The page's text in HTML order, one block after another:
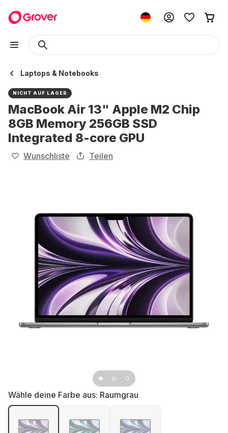
Laptops & Notebooks
NICHT AUF LAGER
MacBook Air 13" Apple M2 Chip
8GB Memory 256GB SSD
Integrated 8-core GPU
Wunschliste Teilen
Wähle deine Farbe aus: Raumgrau